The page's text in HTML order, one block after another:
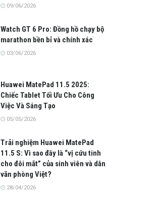
09/06/2026
Watch GT 6 Pro: Đồng hồ chạy bộ
marathon bền bỉ và chính xác
03/06/2026
Huawei MatePad 11.5 2025:
Chiếc Tablet Tối Ưu Cho Công
Việc Và Sáng Tạo
05/05/2026
Trải nghiệm Huawei MatePad
11.5 S: Vì sao đây là “vị cứu tinh
cho đôi mắt” của sinh viên và dân
văn phòng Việt?
28/04/2026